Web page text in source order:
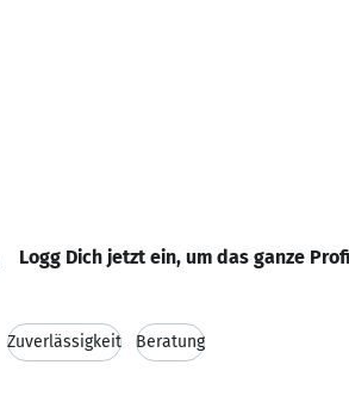
Logg Dich jetzt ein, um das ganze
Zuverlässigkeit Beratung